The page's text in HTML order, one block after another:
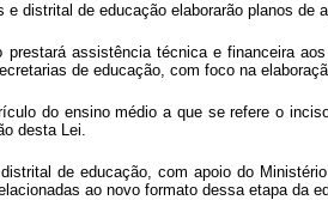
e distrital de educação elaborarão planos
prestará assistência técnica e financeira
de educação, com foco na
do ensino médio a que se refere o
desta Lei.
de educação, com apoio do
ao novo formato dessa etapa da